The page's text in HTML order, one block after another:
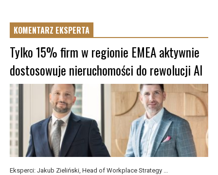
KOMENTARZ EKSPERTA
Tylko 15% firm w regionie EMEA aktywnie
dostosowuje nieruchomości do rewolucji AI
Eksperci: Jakub Zieliński, Head of Workplace Strategy ...